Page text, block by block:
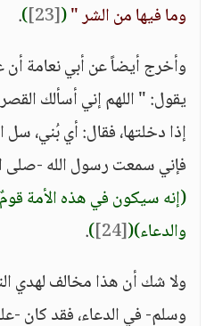
وما فيها من الشر "(
[23]
)
.
وأخرج أيضاً عن أبي نعامة أن
يقول: " اللهم إني أسألك
إذا دخلتها، فقال: أي بُني، سل
فإني سمعت رسول الله -صلى
(إنه سيكون في هذه الأمة
والدعاء)(
[24]
)
.
ولا شك أن هذا مخالف لهدي
وسلم- في الدعاء، فقد كان -